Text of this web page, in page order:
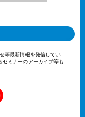
等最新情報を発信してい
セミナーのアーカイブ等も